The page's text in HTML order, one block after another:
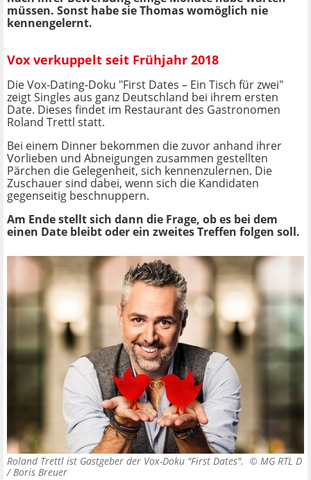
müssen. Sonst habe sie Thomas womöglich nie
kennengelernt.
Vox verkuppelt seit Frühjahr 2018
Die Vox-Dating-Doku "First Dates – Ein Tisch für zwei"
zeigt Singles aus ganz Deutschland bei ihrem ersten
Date. Dieses findet im Restaurant des Gastronomen
Roland Trettl statt.
Bei einem Dinner bekommen die zuvor anhand ihrer
Vorlieben und Abneigungen zusammen gestellten
Pärchen die Gelegenheit, sich kennenzulernen. Die
Zuschauer sind dabei, wenn sich die Kandidaten
gegenseitig beschnuppern.
Am Ende stellt sich dann die Frage, ob es bei dem
einen Date bleibt oder ein zweites Treffen folgen soll.
Roland Trettl ist Gastgeber der Vox-Doku "First Dates". © MG RTL D
/ Boris Breuer